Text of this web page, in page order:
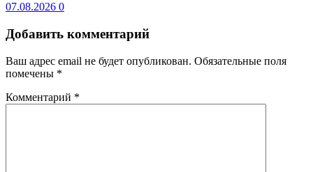
07.08.2026 0
Добавить комментарий
Ваш адрес email не будет опубликован. Обязательные поля
помечены *
Комментарий *